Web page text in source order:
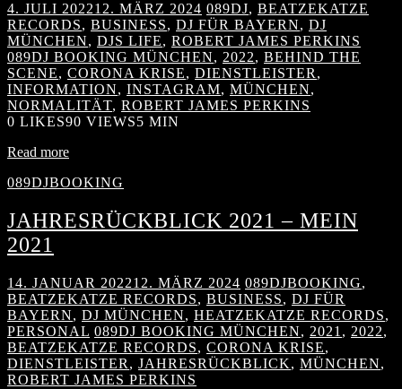
4. JULI 202212. MÄRZ 2024 089DJ, BEATZEKATZE
RECORDS, BUSINESS, DJ FÜR BAYERN, DJ
MÜNCHEN, DJS LIFE, ROBERT JAMES PERKINS
089DJ BOOKING MÜNCHEN, 2022, BEHIND THE
SCENE, CORONA KRISE, DIENSTLEISTER ,
INFORMATION, INSTAGRAM, MÜNCHEN,
NORMALITÄT, ROBERT JAMES PERKINS
0 LIKES90 VIEWS5 MIN
Read more
089DJBOOKING
JAHRESRÜCKBLICK 2021 – MEIN
2021
14. JANUAR 202212. MÄRZ 2024 089DJBOOKING,
BEATZEKATZE RECORDS, BUSINESS, DJ FÜR
BAYERN, DJ MÜNCHEN, HEATZEKATZE RECORDS,
PERSONAL 089DJ BOOKING MÜNCHEN, 2021 , 2022,
BEATZEKATZE RECORDS, CORONA KRISE,
DIENSTLEISTER , JAHRESRÜCKBLICK, MÜNCHEN,
ROBERT JAMES PERKINS